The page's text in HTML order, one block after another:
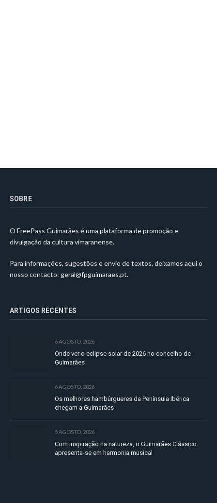
SOBRE
O FreePass Guimarães é uma plataforma de promoção e
divulgação da cultura vimaranense.
Para informações, sugestões e envio de textos, deixamos aqui o
nosso contacto: geral@fpguimaraes.pt.
ARTIGOS RECENTES
6 AGOSTO, 2026
Onde ver o eclipse solar de 2026 no concelho de
Guimarães
6 AGOSTO, 2026
Os melhores hambúrgueres da Península Ibérica
chegam a Guimarães
5 AGOSTO, 2026
Com inspiração na natureza, o Guimarães Clássico
apresenta-se em harmonia musical